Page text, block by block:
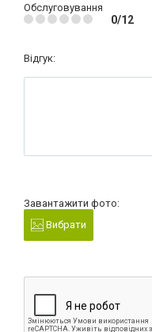
Обслуговування
0/12
Відгук:
Завантажити фото:
Вибрати